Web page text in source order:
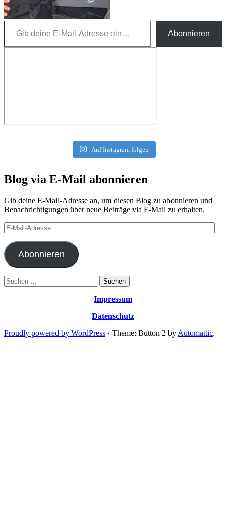
Gib deine E-Mail-Adresse ein ...
Abonnieren
Auf Instagram folgen
Blog via E-Mail abonnieren
Gib deine E-Mail-Adresse an, um diesen Blog zu abonnieren und
Benachrichtigungen über neue Beiträge via E-Mail zu erhalten.
E-
Mail-
Adresse
Abonnieren
Suchen
nach:
Impressum
Datenschutz
Proudly powered by WordPress · Theme: Button 2 by Automattic.